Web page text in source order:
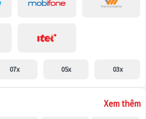
07x 05x 03x
Xem thêm